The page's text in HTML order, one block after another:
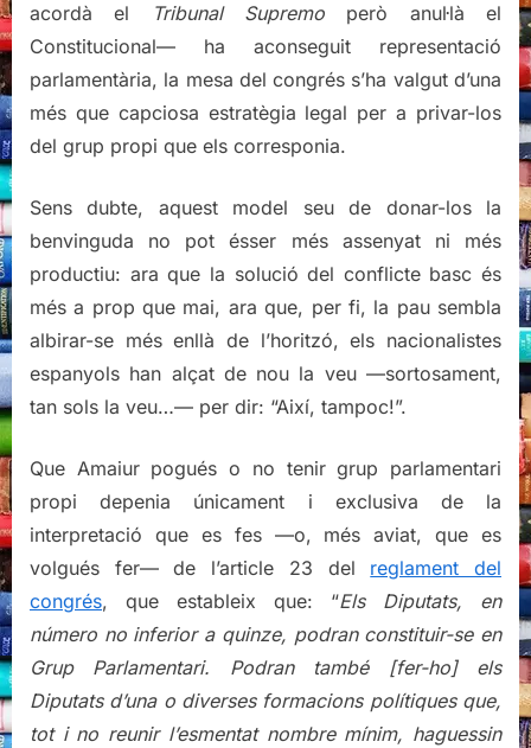
acordà el
Tribunal Supremo però anul·là el
Constitucional— ha aconseguit representació
parlamentària, la mesa del congrés s’ha valgut d’una
més que capciosa estratègia legal per a privar-los
del grup propi que els corresponia.
Sens dubte, aquest model seu de donar-los la
benvinguda no pot ésser més assenyat ni més
productiu: ara que la solució del conflicte basc és
més a prop que mai, ara que, per fi, la pau sembla
albirar-se més enllà de l’horitzó, els nacionalistes
espanyols han alçat de nou la veu —sortosament,
tan sols la veu…— per dir: “Així, tampoc!”.
Que Amaiur pogués o no tenir grup parlamentari
propi depenia únicament i exclusiva de la
interpretació que es fes —o, més aviat, que es
volgués fer— de l’article 23 del reglament del
congrés, que estableix que: “Els Diputats, en
número no inferior a quinze, podran constituir-se en
Grup Parlamentari. Podran també [fer-ho] els
Diputats d’una o diverses formacions polítiques que,
tot i no reunir l’esmentat nombre mínim, haguessin